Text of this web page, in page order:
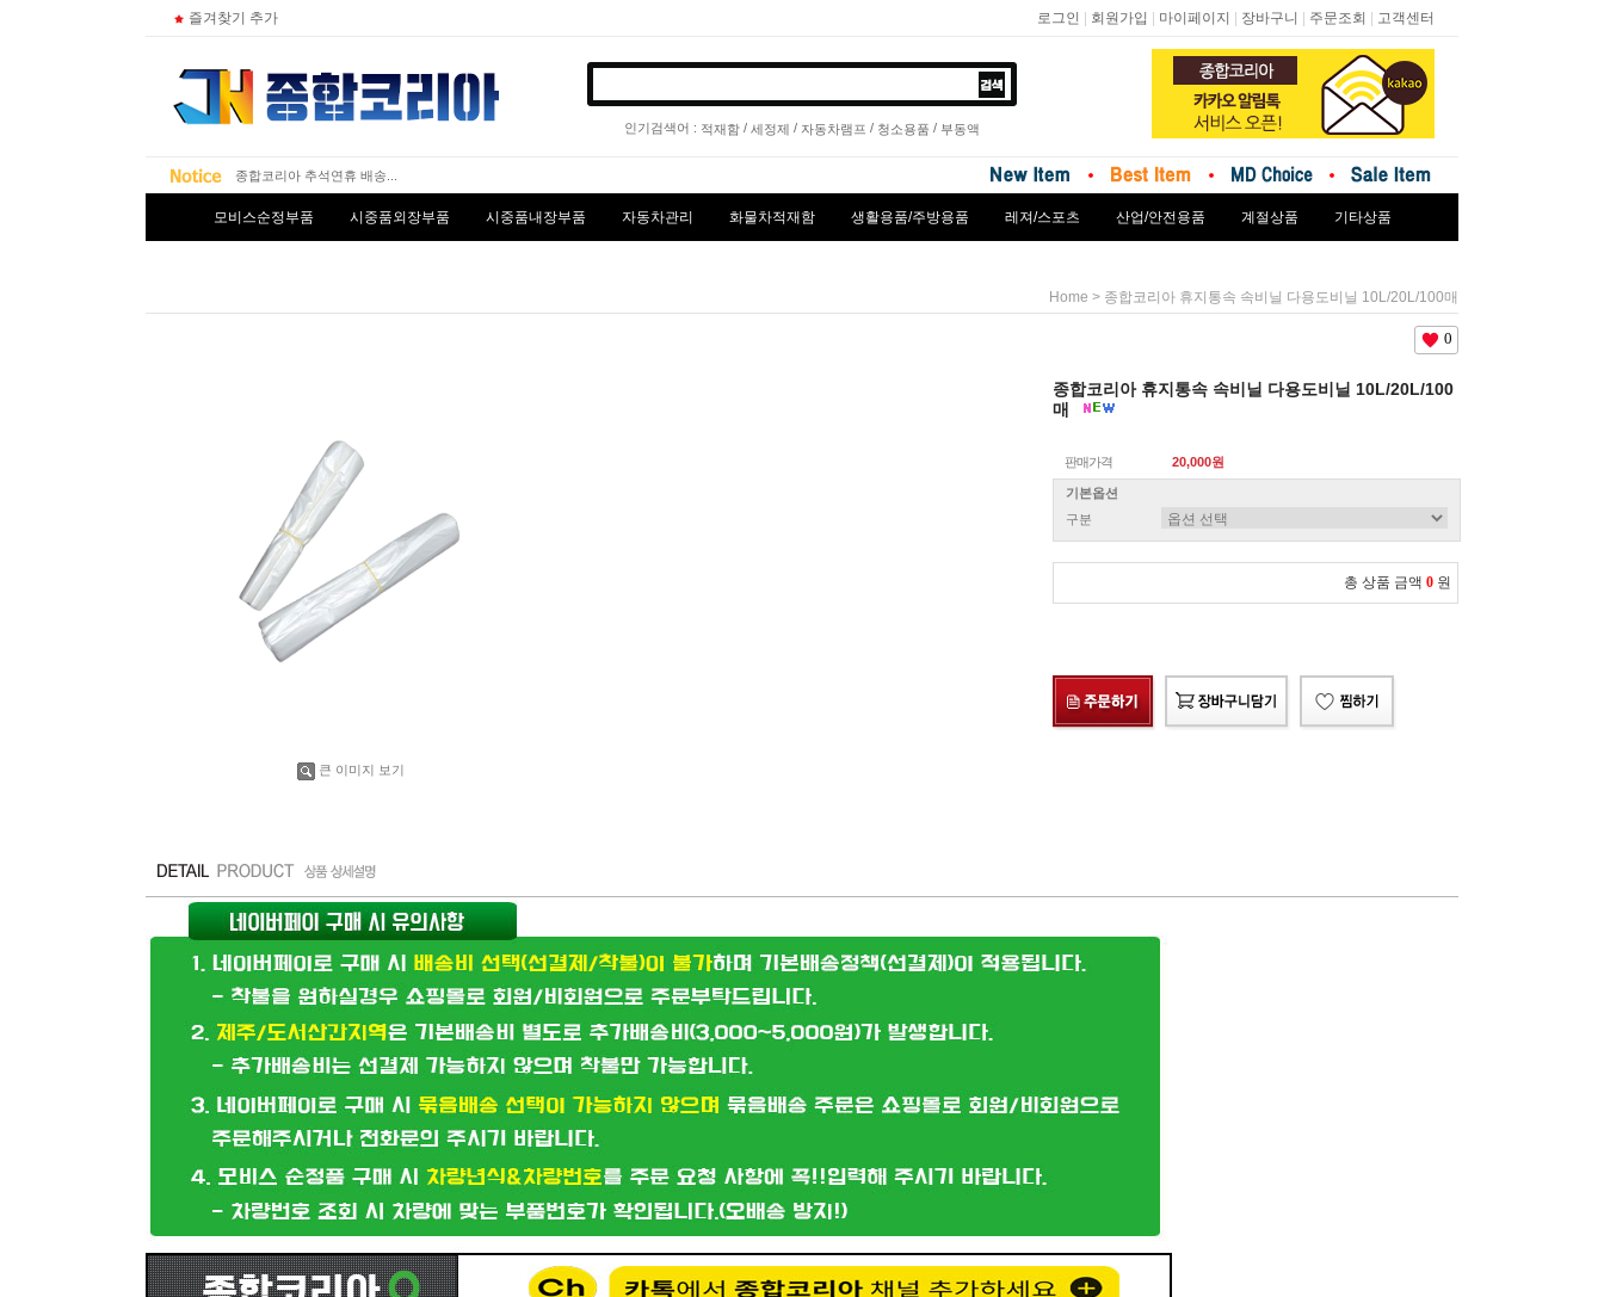
즐겨찾기 추가 로그인 | 회원가입 | 마이페이지 | 장바구니 | 주문조회 | 고객센터
인기검색어 : 적재함 / 세정제 / 자동차램프 / 청소용품 / 부동액
쇼핑몰 개편 안내~!!
모비스순정부품 시중품외장부품 시중품내장부품 자동차관리 화물차적재함 생활용품/주방용품 레져/스포츠 산업/안전용품 계절상품 기타상품
Home > 종합코리아 휴지통속 속비닐 다용도비닐 10L/20L/100매
큰 이미지 보기
0
종합코리아 휴지통속 속비닐 다용도비닐 10L/20L/100
매
판매가격 20,000원
기본옵션
구분
총 상품 금액 0 원